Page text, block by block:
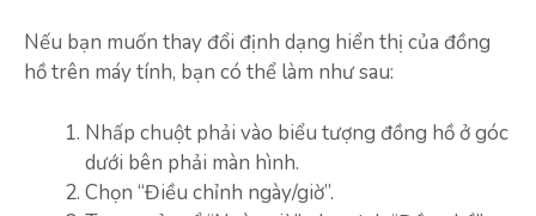
Nếu bạn muốn thay đổi định dạng hiển thị của đồng
hồ trên máy tính, bạn có thể làm như sau:
Nhấp chuột phải vào biểu tượng đồng hồ ở góc
dưới bên phải màn hình.
Chọn “Điều chỉnh ngày/giờ”.